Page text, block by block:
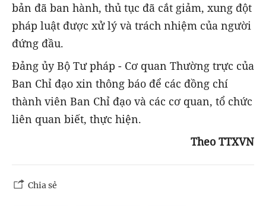
bản đã ban hành, thủ tục đã cắt giảm, xung đột
pháp luật được xử lý và trách nhiệm của người
đứng đầu.
Đảng ủy Bộ Tư pháp - Cơ quan Thường trực của
Ban Chỉ đạo xin thông báo để các đồng chí
thành viên Ban Chỉ đạo và các cơ quan, tổ chức
liên quan biết, thực hiện.
Theo TTXVN
Chia sẻ